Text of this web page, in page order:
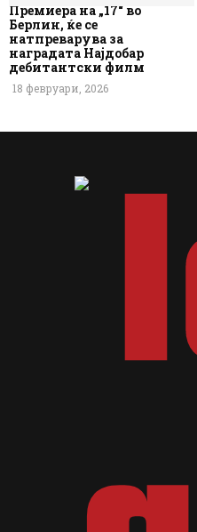
Премиера на „17“ во
Берлин, ќе се
натпреварува за
наградата Најдобар
дебитантски филм
18 февруари, 2026